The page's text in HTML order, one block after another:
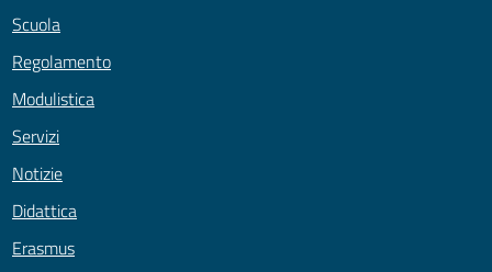
Scuola
Regolamento
Modulistica
Servizi
Notizie
Didattica
Erasmus